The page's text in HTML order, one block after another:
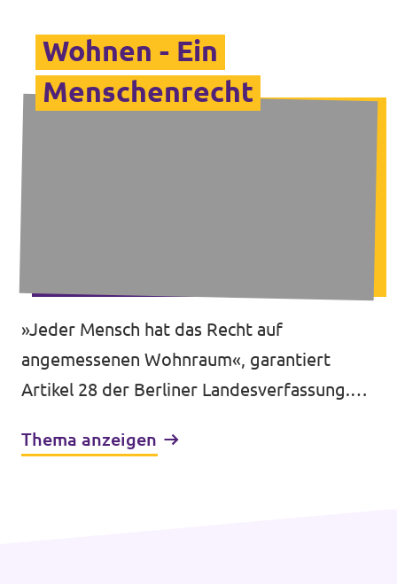
Wohnen - Ein
Menschenrecht
»Jeder Mensch hat das Recht auf
angemessenen Wohnraum«, garantiert
Artikel 28 der Berliner Landesverfassung.
extreme Mietsteigerungen und wachsende
Thema anzeigen